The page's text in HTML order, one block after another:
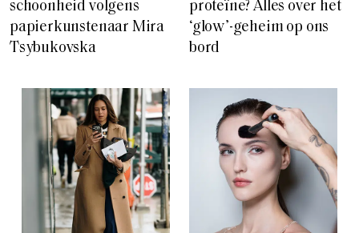
schoonheid volgens
papierkunstenaar Mira
Tsybukovska
proteïne? Alles over het
‘glow’-geheim op ons
bord